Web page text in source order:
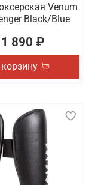
Venum
Black/Blue
1 890 ₽